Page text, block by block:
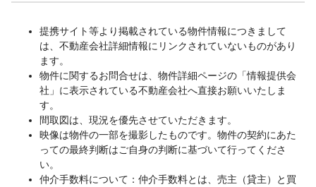
提携サイト等より掲載されている物件情報につきまして
は、不動産会社詳細情報にリンクされていないものがあり
ます。
物件に関するお問合せは、物件詳細ページの「情報提供会
社」に表示されている不動産会社へ直接お願いいたしま
す。
間取図は、現況を優先させていただきます。
映像は物件の一部を撮影したものです。物件の契約にあた
っての最終判断はご自身の判断に基づいて行ってくださ
い。
仲介手数料について：仲介手数料とは、売主（貸主）と買